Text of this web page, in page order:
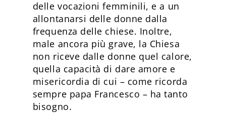
delle vocazioni femminili, e a un
allontanarsi delle donne dalla
frequenza delle chiese. Inoltre,
male ancora più grave, la Chiesa
non riceve dalle donne quel calore,
quella capacità di dare amore e
misericordia di cui – come ricorda
sempre papa Francesco – ha tanto
bisogno.